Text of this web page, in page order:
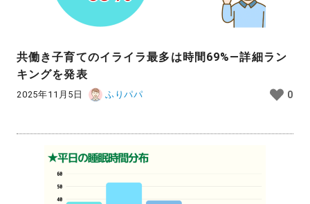
共働き子育てのイライラ最多は時間69%—詳細ラン
キングを発表
2025年11月5日 ふりパパ 0